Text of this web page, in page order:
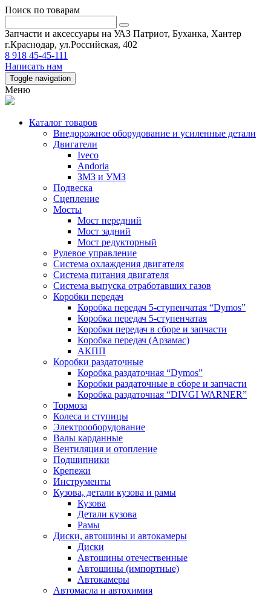
Поиск по товарам
Запчасти и аксессуары на УАЗ Патриот, Буханка, Хантер
г.Краснодар, ул.Российская, 402
8 918 45-45-111
Написать нам
Toggle navigation
Меню
Каталог товаров
Внедорожное оборудование и усиленные детали
Двигатели
Iveco
Andoria
ЗМЗ и УМЗ
Подвеска
Сцепление
Мосты
Мост передний
Мост задний
Мост редукторный
Рулевое управление
Система охлаждения двигателя
Система питания двигателя
Система выпуска отработавших газов
Коробки передач
Коробка передач 5-ступенчатая “Dymos”
Коробка передач 5-ступенчатая
Коробки передач в сборе и запчасти
Коробка передач (Арзамас)
АКПП
Коробки раздаточные
Коробка раздаточная “Dymos”
Коробки раздаточные в сборе и запчасти
Коробка раздаточная “DIVGI WARNER”
Тормоза
Колеса и ступицы
Электрооборудование
Валы карданные
Вентиляция и отопление
Подшипники
Крепежи
Инструменты
Кузова, детали кузова и рамы
Кузова
Детали кузова
Рамы
Диски, автошины и автокамеры
Диски
Автошины отечественные
Автошины (импортные)
Автокамеры
Автомасла и автохимия